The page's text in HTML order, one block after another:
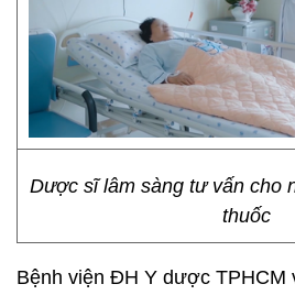
Dược sĩ lâm sàng tư vấn cho
thuốc
Bệnh viện ĐH Y dược TPHCM